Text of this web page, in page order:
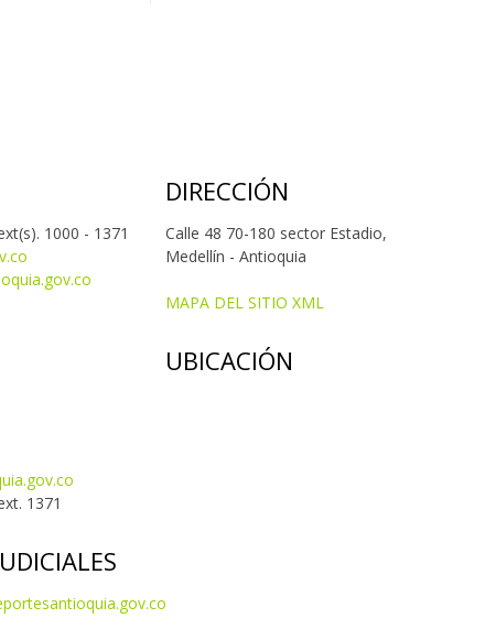
1000 - 1371
1371
DIRECCIÓN
Calle 48 70-180 sector Estadio,
Medellín - Antioquia
MAPA DEL SITIO XML
UBICACIÓN